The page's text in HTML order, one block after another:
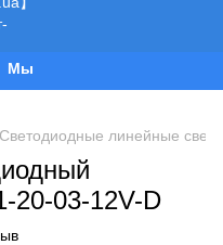
работаем!
Светодиодные линейные
20-03-12V-D